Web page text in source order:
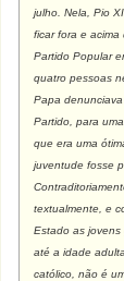
julho. Nela, Pio
ficar fora e
Partido Popular
quatro pessoas
Papa
Partido, para
que era uma
juventude fosse
textualmente, e
Estado as jovens
até a idade
católico, não é